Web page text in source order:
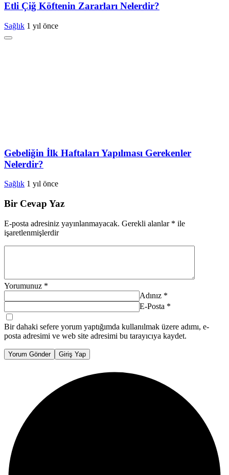
Etli Çiğ Köftenin Zararları Nelerdir?
Sağlık 1 yıl önce
Gebeliğin İlk Haftaları Yapılması Gerekenler
Nelerdir?
Sağlık 1 yıl önce
Bir Cevap Yaz
E-posta adresiniz yayınlanmayacak. Gerekli alanlar * ile
işaretlenmişlerdir
Yorumunuz *
Adınız *
E-Posta *
Bir dahaki sefere yorum yaptığımda kullanılmak üzere adımı, e-
posta adresimi ve web site adresimi bu tarayıcıya kaydet.
Yorum Gönder Giriş Yap